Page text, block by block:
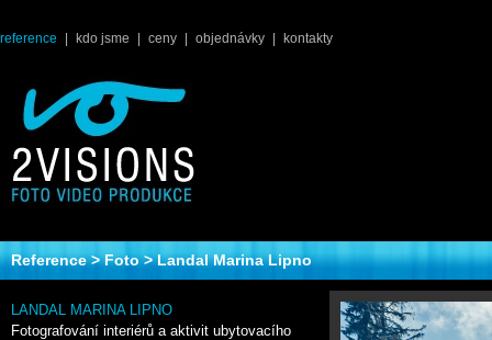
reference kdo jsme ceny objednávky kontakty
Reference>Foto> Landal Marina Lipno
LANDAL MARINA LIPNO
Fotografování interiérů a aktivit ubytovacího